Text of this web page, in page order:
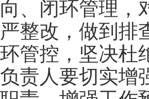
向、闭环管理，
严整改，做到排
环管控，坚决杜
负责人要切实增